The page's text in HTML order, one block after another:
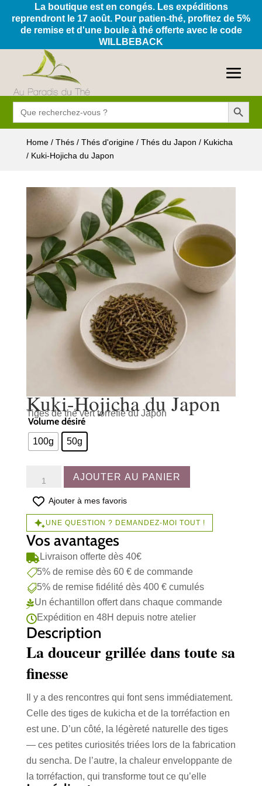
La boutique est en congés. Les expéditions
reprendront le 17 août. Pour patien-thé, profitez de 5%
de remise et d'une boule à thé offerte avec le code
WILLBEBACK
Search
for:
Search Button
Home/ Thés/ Thés d'origine/ Thés du Japon / Kukicha
/ Kuki-Hojicha du Japon
Kuki-Hojicha du Japon
Tiges de thé vert torréfié du Japon
Volume désiré
100g 50g
Kuki-
Hojicha
du
Japon
AJOUTER AU PANIER
Ajouter à mes favoris
UNE QUESTION ? DEMANDEZ-MOI TOUT !
Vos avantages
Livraison offerte dès 40€
5% de remise dès 60 € de commande
5% de remise fidélité dès 400 € cumulés
Un échantillon offert dans chaque commande
Expédition en 48H depuis notre atelier
Description
La douceur grillée dans toute sa
finesse
Il y a des rencontres qui font sens immédiatement.
Celle des tiges de kukicha et de la torréfaction en
est une. D’un côté, la légèreté naturelle des tiges
— ces petites curiosités triées lors de la fabrication
du sencha. De l’autre, la chaleur enveloppante de
la torréfaction, qui transforme tout ce qu’elle